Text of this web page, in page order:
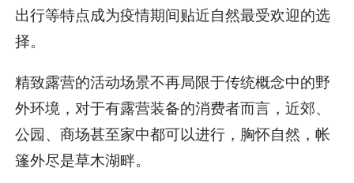
出行等特点成为疫情期间贴近自然最受欢迎的选
择。
精致露营的活动场景不再局限于传统概念中的野
外环境，对于有露营装备的消费者而言，近郊、
公园、商场甚至家中都可以进行，胸怀自然，帐
篷外尽是草木湖畔。